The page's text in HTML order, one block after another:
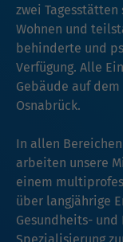
zwei
Wohnen und
behinderte und
Verfügung. Alle
Gebäude auf dem
Osnabrück.
In allen
arbeiten unsere
einem
über langjährige
Gesundheits-